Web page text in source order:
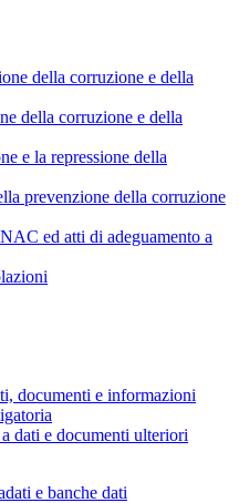
della corruzione e della
della corruzione e della
e la repressione della
prevenzione della corruzione
ed atti di adeguamento a
documenti e informazioni
dati e documenti ulteriori
e banche dati